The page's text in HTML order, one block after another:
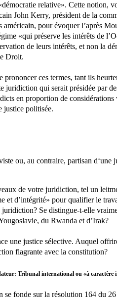
relative». Cette notion,
John Kerry, président de la
américain, pour évoquer l’après
«qui préserve les intérêts de
de leurs intérêts, et non la
Droit.
prononcer ces termes, tant ils
juridiction qui serait présidée par
en proportion de
justice politisée.
ou, au contraire, partisan d‘une
de votre juridiction, tel un
et d’intégrité» pour qualifier le
Se distingue-t-elle
du Rwanda et d’Irak?
une justice sélective. Auquel
flagrante avec la constitution?
Tribunal international ou «à caractère
fonde sur la résolution 164 du